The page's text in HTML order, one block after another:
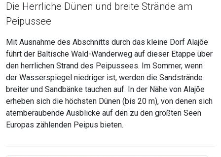
Die Herrliche Dünen und breite Strände am
Peipussee
Mit Ausnahme des Abschnitts durch das kleine Dorf Alajõe
führt der Baltische Wald-Wanderweg auf dieser Etappe über
den herrlichen Strand des Peipussees. Im Sommer, wenn
der Wasserspiegel niedriger ist, werden die Sandstrände
breiter und Sandbänke tauchen auf. In der Nähe von Alajõe
erheben sich die höchsten Dünen (bis 20 m), von denen sich
atemberaubende Ausblicke auf den zu den größten Seen
Europas zählenden Peipus bieten.